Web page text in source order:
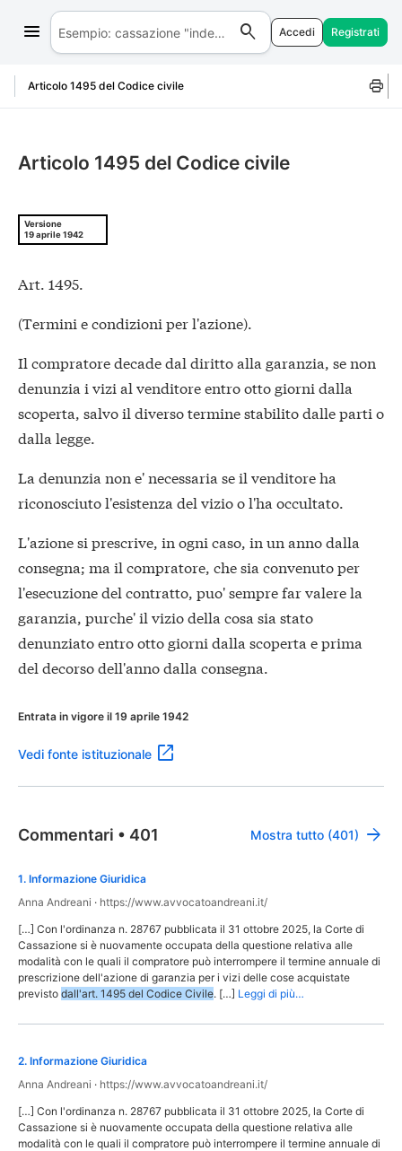
Salta al contenuto Accedi Registrati
Articolo 1495 del Codice civile
Articolo 1495 del Codice civile
Versione
19 aprile 1942
Art. 1495.
(Termini e condizioni per l'azione).
Il compratore decade dal diritto alla garanzia, se non
denunzia i vizi al venditore entro otto giorni dalla
scoperta, salvo il diverso termine stabilito dalle parti o
dalla legge.
La denunzia non e' necessaria se il venditore ha
riconosciuto l'esistenza del vizio o l'ha occultato.
L'azione si prescrive, in ogni caso, in un anno dalla
consegna; ma il compratore, che sia convenuto per
l'esecuzione del contratto, puo' sempre far valere la
garanzia, purche' il vizio della cosa sia stato
denunziato entro otto giorni dalla scoperta e prima
del decorso dell'anno dalla consegna.
Entrata in vigore il 19 aprile 1942
Vedi fonte istituzionale
Commentari • 401 Mostra tutto (401)
1. Informazione Giuridica
Anna Andreani · https://www.avvocatoandreani.it/
[…] Con l'ordinanza n. 28767 pubblicata il 31 ottobre 2025, la Corte di
Cassazione si è nuovamente occupata della questione relativa alle
modalità con le quali il compratore può interrompere il termine annuale di
prescrizione dell'azione di garanzia per i vizi delle cose acquistate
previsto dall'art. 1495 del Codice Civile. […] Leggi di più…
2. Informazione Giuridica
Anna Andreani · https://www.avvocatoandreani.it/
[…] Con l'ordinanza n. 28767 pubblicata il 31 ottobre 2025, la Corte di
Cassazione si è nuovamente occupata della questione relativa alle
modalità con le quali il compratore può interrompere il termine annuale di